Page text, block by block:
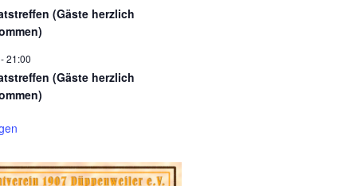
(Gäste herzlich
-21:00
(Gäste herzlich